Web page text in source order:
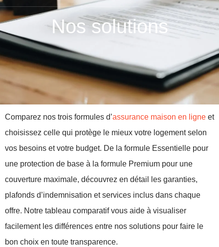
Nos solutions
Comparez nos trois formules d’assurance maison en ligne et
choisissez celle qui protège le mieux votre logement selon
vos besoins et votre budget. De la formule Essentielle pour
une protection de base à la formule Premium pour une
couverture maximale, découvrez en détail les garanties,
plafonds d’indemnisation et services inclus dans chaque
offre. Notre tableau comparatif vous aide à visualiser
facilement les différences entre nos solutions pour faire le
bon choix en toute transparence.